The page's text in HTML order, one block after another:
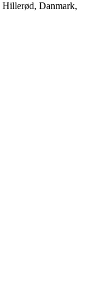
Hillerød, Danmark,